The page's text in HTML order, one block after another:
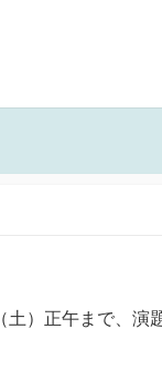
）正午まで、演